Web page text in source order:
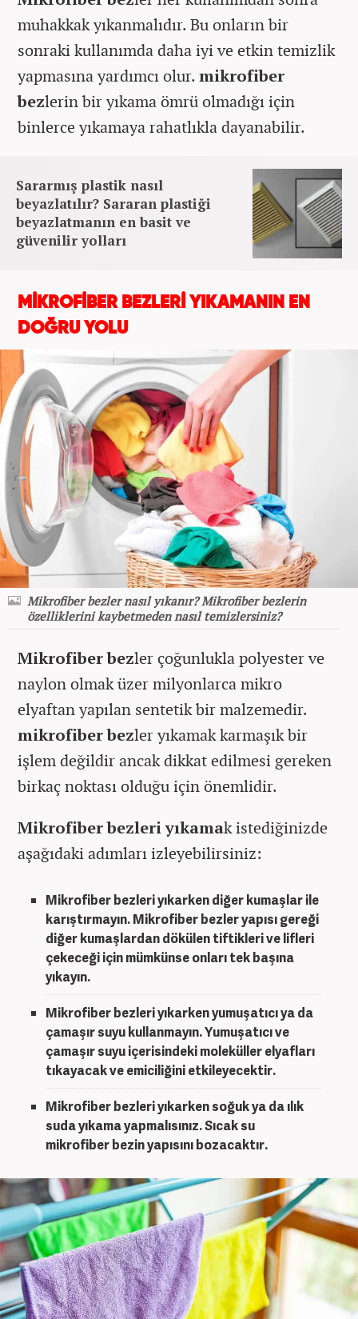
muhakkak yıkanmalıdır. Bu onların bir
sonraki kullanımda daha iyi ve etkin temizlik
yapmasına yardımcı olur.mikrofiber
bezlerin bir yıkama ömrü olmadığı için
binlerce yıkamaya rahatlıkla dayanabilir.
Sararmış plastik nasıl
beyazlatılır? Sararan plastiği
beyazlatmanın en basit ve
güvenilir yolları
MİKROFİBER BEZLERİ YIKAMANIN EN
DOĞRU YOLU
Mikrofiber bezler nasıl yıkanır? Mikrofiber bezlerin
özelliklerini kaybetmeden nasıl temizlersiniz?
Mikrofiber bezler çoğunlukla polyester ve
naylon olmak üzer milyonlarca mikro
elyaftan yapılan sentetik bir malzemedir.
mikrofiber bezler yıkamak karmaşık bir
işlem değildir ancak dikkat edilmesi gereken
birkaç noktası olduğu için önemlidir.
Mikrofiber bezleri yıkamak istediğinizde
aşağıdaki adımları izleyebilirsiniz:
Mikrofiber bezleri yıkarken diğer kumaşlar ile
karıştırmayın.Mikrofiber bezler yapısı gereği
diğer kumaşlardan dökülen tiftikleri ve lifleri
çekeceği için mümkünse onları tek başına
yıkayın.
Mikrofiber bezleri yıkarken yumuşatıcı ya da
çamaşır suyu kullanmayın. Yumuşatıcı ve
çamaşır suyu içerisindeki moleküller elyafları
tıkayacak ve emiciliğini etkileyecektir.
Mikrofiber bezleri yıkarken soğuk ya da ılık
suda yıkama yapmalısınız. Sıcak su
mikrofiber bezin yapısını bozacaktır.